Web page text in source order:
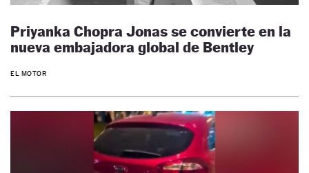
Priyanka Chopra Jonas se convierte en la
nueva embajadora global de Bentley
EL MOTOR